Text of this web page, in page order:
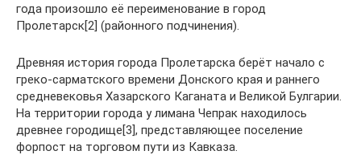
года произошло её переименование в город
Пролетарск[2] (районного подчинения).
Древняя история города Пролетарска берёт начало с
греко-сарматского времени Донского края и раннего
средневековья Хазарского Каганата и Великой Булгарии.
На территории города у лимана Чепрак находилось
древнее городище[3], представляющее поселение
форпост на торговом пути из Кавказа.